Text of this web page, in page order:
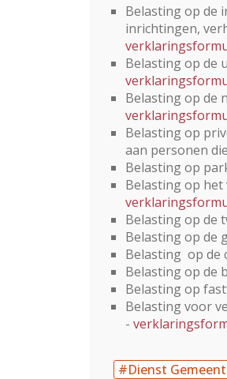
Belasting op de
inrichtingen,
Belasting op de
Belasting op de
Belasting op
aan personen
Belasting op
Belasting op
Belasting op de
Belasting op de
Belasting op de
Belasting op de
Belasting op
Belasting voor
-
#Dienst